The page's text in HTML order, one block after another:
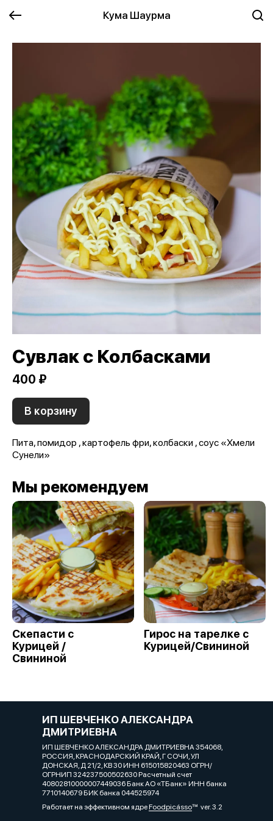
Кума Шаурма
Сувлак с Колбасками
400 ₽
В корзину
Пита, помидор , картофель фри, колбаски , соус «Хмели
Сунели»
Мы рекомендуем
Скепасти с
Курицей /
Свининой
Гирос на тарелке с
Курицей/Свининой
ИП ШЕВЧЕНКО АЛЕКСАНДРА
ДМИТРИЕВНА
ИП ШЕВЧЕНКО АЛЕКСАНДРА ДМИТРИЕВНА 354068,
РОССИЯ, КРАСНОДАРСКИЙ КРАЙ, Г СОЧИ, УЛ
ДОНСКАЯ, Д 21/2, КВ 30 ИНН 615015820463 ОГРН/
ОГРНИП 324237500502630 Расчетный счет
40802810000007449036 Банк АО «ТБанк» ИНН банка
7710140679 БИК банка 044525974
Работает на эффективном ядреFoodpicássover. 3.2